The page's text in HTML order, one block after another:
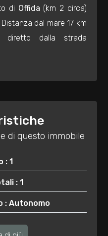
di Offida (km 2 circa)
dal mare 17 km
diretto dalla strada
di questo immobile
: 1
: 1
: Autonomo
Scoperto